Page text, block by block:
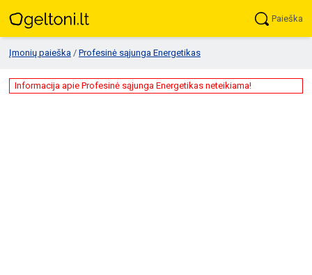
Paieška
Įmonių paieška / Profesinė sąjunga Energetikas
Informacija apie Profesinė sąjunga Energetikas neteikiama!